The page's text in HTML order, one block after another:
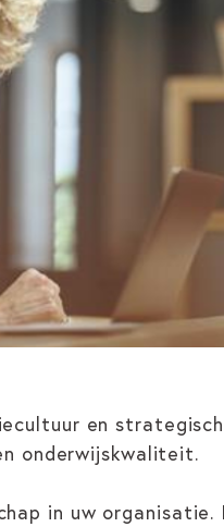
en
onderwijskwaliteit.
in uw